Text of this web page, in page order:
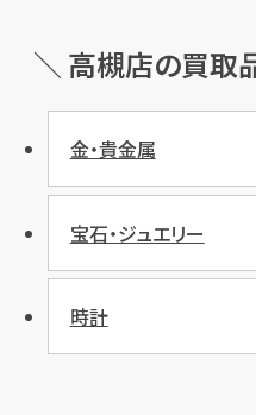
＼ 高槻店の買取
金・貴金属
宝石・ジュエリー
時計